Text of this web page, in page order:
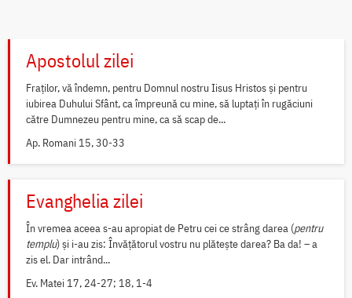
Apostolul zilei
Fraților, vă îndemn, pentru Domnul nostru Iisus Hristos și pentru
iubirea Duhului Sfânt, ca împreună cu mine, să luptați în rugăciuni
către Dumnezeu pentru mine, ca să scap de...
Ap. Romani 15, 30-33
Evanghelia zilei
În vremea aceea s-au apropiat de Petru cei ce strâng darea (pentru
templu) și i-au zis: Învățătorul vostru nu plătește darea? Ba da! – a
zis el. Dar intrând...
Ev. Matei 17, 24-27; 18, 1-4